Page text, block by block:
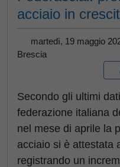
acciaio in
martedì, 19 maggio
Brescia
Secondo gli ultimi
federazione italiana
nel mese di aprile la
acciaio si è attestata
registrando un